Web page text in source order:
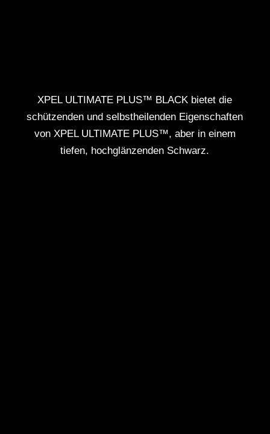
XPEL ULTIMATE PLUS™ BLACK bietet die
schützenden und selbstheilenden Eigenschaften
von XPEL ULTIMATE PLUS™, aber in einem
tiefen, hochglänzenden Schwarz.